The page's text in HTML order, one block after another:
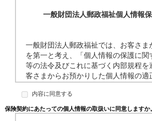
一般財団法人郵政福祉個人情報
一般財団法人郵政福祉では、お客さま
を第一と考え、「個人情報の保護に関
等の法令及びこれに基づく内部規程を
客さまからお預かりした個人情報の適
1. 情報の取得
業務上必要な範囲で、かつ、適法かつ
内容に同意する
保険契約にあたっての個人情報の取扱いに同意しますか。